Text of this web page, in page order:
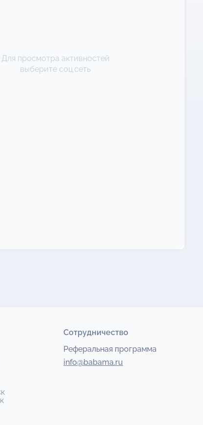
Для просмотра активностей
выберите соц.сеть
Сотрудничество
Реферальная программа
info@babama.ru